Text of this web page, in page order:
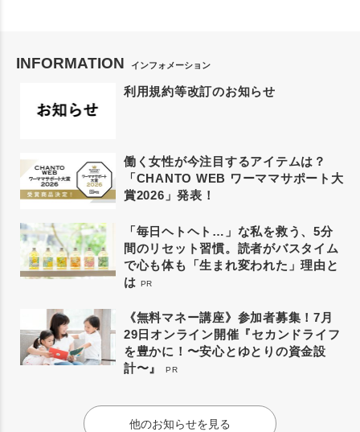
INFORMATION インフォメーション
利用規約等改訂のお知らせ
働く女性が今注目するアイテムは？
「CHANTO WEB ワーママサポート大
賞2026」発表！
「毎日ヘトヘト…」な私を救う、5分
間のリセット習慣。読者がバスタイム
で心も体も「生まれ変われた」理由と
は PR
《無料マネー講座》参加者募集！7月
29日オンライン開催『セカンドライフ
を豊かに！〜安心とゆとりの資金設
計〜』
PR
他のお知らせを見る